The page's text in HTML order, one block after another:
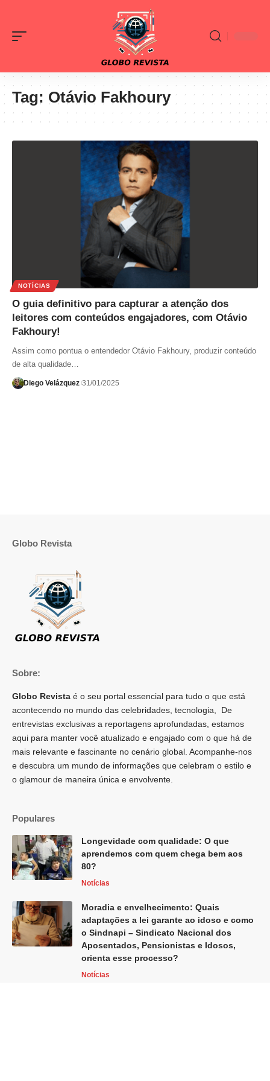
Tag: Otávio Fakhoury
NOTÍCIAS
O guia definitivo para capturar a atenção dos
leitores com conteúdos engajadores, com Otávio
Fakhoury!
Assim como pontua o entendedor Otávio Fakhoury, produzir conteúdo
de alta qualidade…
Diego Velázquez 31/01/2025
Globo Revista
Sobre:
Globo Revista é o seu portal essencial para tudo o que está
acontecendo no mundo das celebridades, tecnologia, De
entrevistas exclusivas a reportagens aprofundadas, estamos
aqui para manter você atualizado e engajado com o que há de
mais relevante e fascinante no cenário global. Acompanhe-nos
e descubra um mundo de informações que celebram o estilo e
o glamour de maneira única e envolvente.
Populares
Longevidade com qualidade: O que
aprendemos com quem chega bem aos
80?
Notícias
Moradia e envelhecimento: Quais
adaptações a lei garante ao idoso e como
o Sindnapi – Sindicato Nacional dos
Aposentados, Pensionistas e Idosos,
orienta esse processo?
Notícias